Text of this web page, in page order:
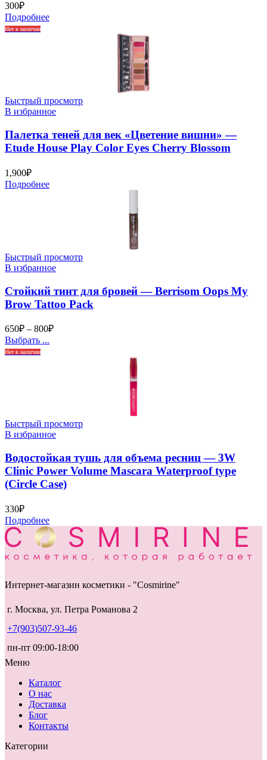
300₽
Подробнее
Нет в наличии
Быстрый просмотр
В избранное
Палетка теней для век «Цветение вишни» —
Etude House Play Color Eyes Cherry Blossom
1,900₽
Подробнее
Быстрый просмотр
В избранное
Стойкий тинт для бровей — Berrisom Oops My
Brow Tattoo Pack
650₽ – 800₽
Выбрать ...
Нет в наличии
Быстрый просмотр
В избранное
Водостойкая тушь для объема ресниц — 3W
Clinic Power Volume Mascara Waterproof type
(Circle Case)
330₽
Подробнее
Интернет-магазин косметики - "Cosmirine"
г. Москва, ул. Петра Романова 2
+7(903)507-93-46
пн-пт 09:00-18:00
Меню
Каталог
О нас
Доставка
Блог
Контакты
Категории